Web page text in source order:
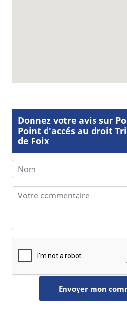
Donnez votre avis sur
Point d'accés au droit
de Foix